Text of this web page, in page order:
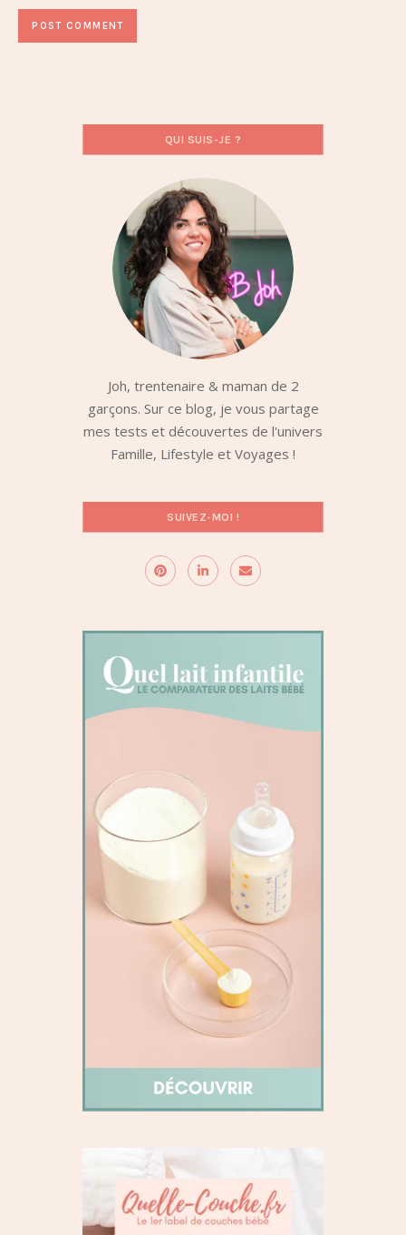
QUI SUIS-JE ?
Joh, trentenaire & maman de 2
garçons. Sur ce blog, je vous partage
mes tests et découvertes de l'univers
Famille, Lifestyle et Voyages !
SUIVEZ-MOI !